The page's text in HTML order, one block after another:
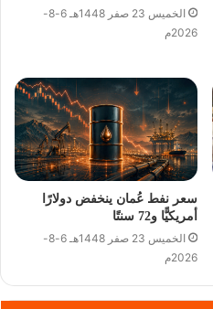
الخميس 23 صفر 1448هـ 6-8-
2026م
سعر نفط عُمان ينخفض دولارًا
أمريكيًّا و72 سنتًا
الخميس 23 صفر 1448هـ 6-8-
2026م